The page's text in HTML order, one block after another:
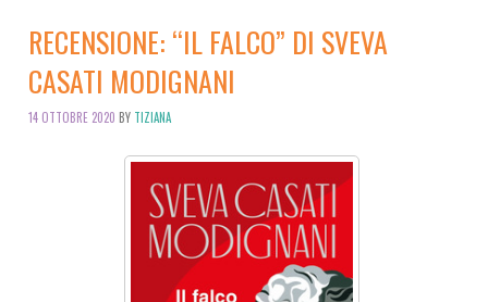
RECENSIONE: “IL FALCO” DI SVEVA
CASATI MODIGNANI
14 OTTOBRE 2020 BY TIZIANA